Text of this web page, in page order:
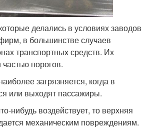
делались в условиях заводов
в большинстве случаев
транспортных средств. Их
порогов.
загрязняется, когда в
или выходят пассажиры.
нибудь воздействует, то верхняя
механическим повреждениям.